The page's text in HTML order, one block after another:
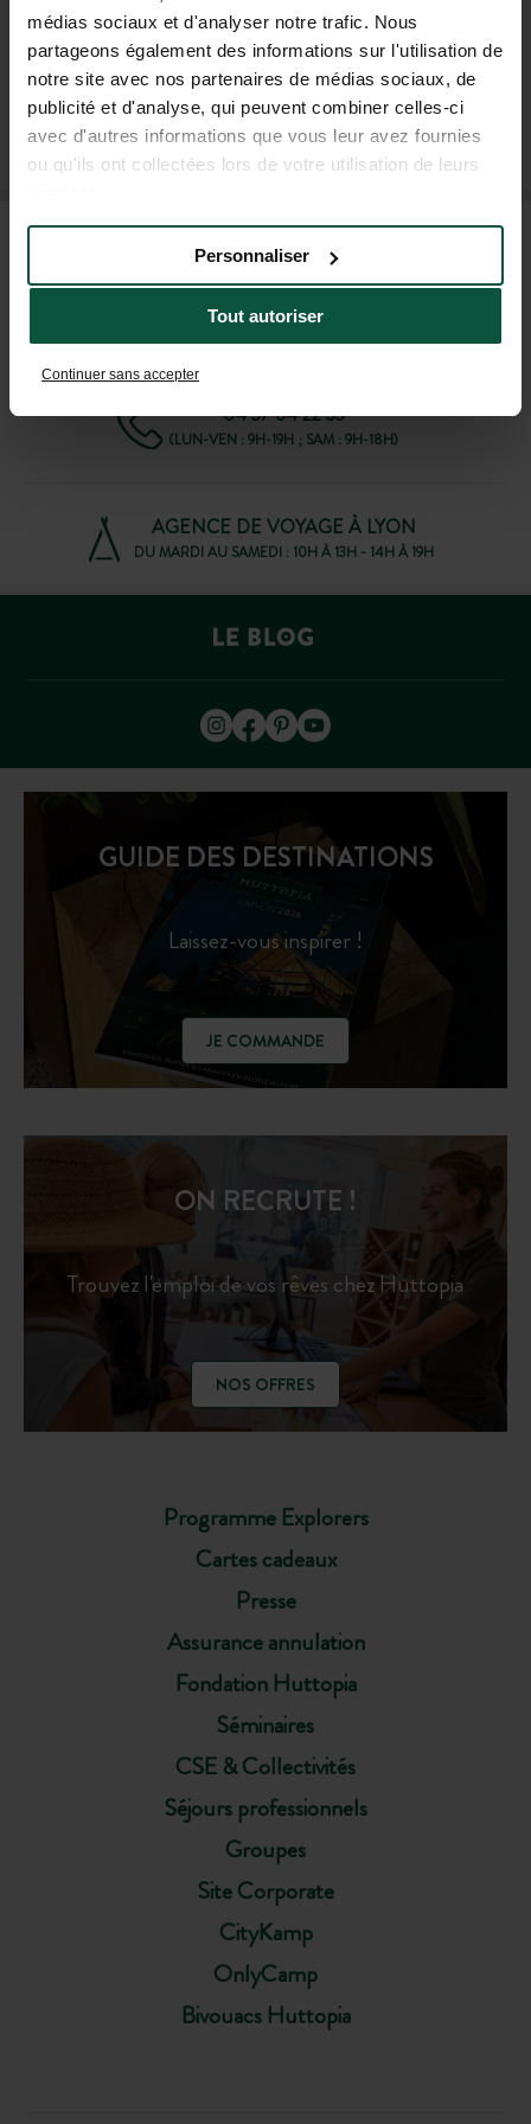
médias sociaux et d'analyser notre trafic. Nous
partageons également des informations sur l'utilisation de
notre site avec nos partenaires de médias sociaux, de
publicité et d'analyse, qui peuvent combiner celles-ci
avec d'autres informations que vous leur avez fournies
ou qu'ils ont collectées lors de votre utilisation de leurs
Tout autoriser
Personnaliser
Continuer sans accepter
M'INSCRIRE À LA NEWSLETTER
FAQ
AIDE ET CONTACT
04 37 64 22 35
(LUN-VEN : 9H-19H ; SAM : 9H-18H)
AGENCE DE VOYAGE À LYON
DU MARDI AU SAMEDI : 10H À 13H - 14H À 19H
GUIDE DES DESTINATIONS
Laissez-vous inspirer !
JE COMMANDE
Programme Explorers
Cartes cadeaux
Presse
Assurance annulation
Fondation Huttopia
Séminaires
CSE & Collectivités
Séjours professionnels
Groupes
Site Corporate
CityKamp
OnlyCamp
Bivouacs Huttopia
ON RECRUTE !
Trouvez l'emploi de vos rêves chez Huttopia
NOS OFFRES